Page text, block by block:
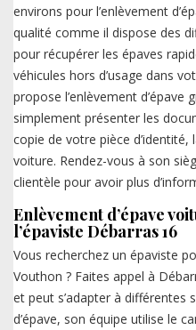
environs pour l’enlèvement
qualité comme il dispose des
pour récupérer les épaves
véhicules hors d’usage dans
propose l’enlèvement
simplement présenter les
copie de votre pièce
voiture. Rendez-vous à son
clientèle pour avoir plus
Enlèvement d’épave
l’épaviste Débarras 16
Vous recherchez un épaviste
Vouthon ? Faites appel à
et peut s’adapter à différentes
d’épave, son équipe utilise le